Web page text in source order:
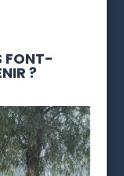
FONT-
?